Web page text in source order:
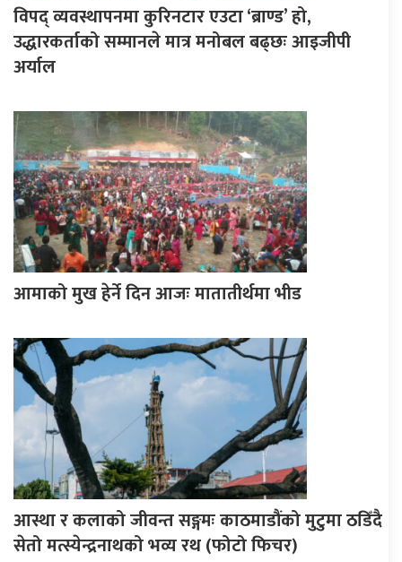
विपद् व्यवस्थापनमा कुरिनटार एउटा ‘ब्राण्ड’ हो,
उद्धारकर्ताको सम्मानले मात्र मनोबल बढ्छः आइजीपी
अर्याल
आमाको मुख हेर्ने दिन आजः मातातीर्थमा भीड
आस्था र कलाको जीवन्त सङ्गमः काठमाडौंको मुटुमा ठडिँदै
सेतो मत्स्येन्द्रनाथको भव्य रथ (फोटो फिचर)